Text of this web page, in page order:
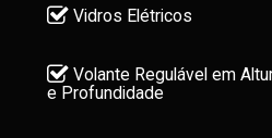
Vidros Elétricos
Volante Regulável em
e Profundidade